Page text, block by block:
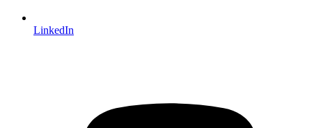
LinkedIn